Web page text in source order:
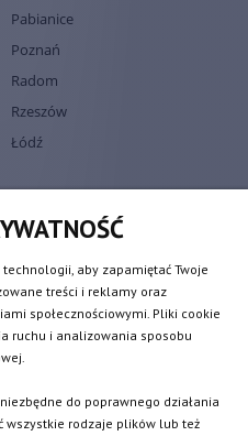
Pabianice
Poznań
Radom
Rzeszów
Łódź
aby zapamiętać Twoje
treści i reklamy oraz
społecznościowymi. Pliki cookie
ruchu i analizowania sposobu
do poprawnego działania
wszystkie rodzaje plików lub też